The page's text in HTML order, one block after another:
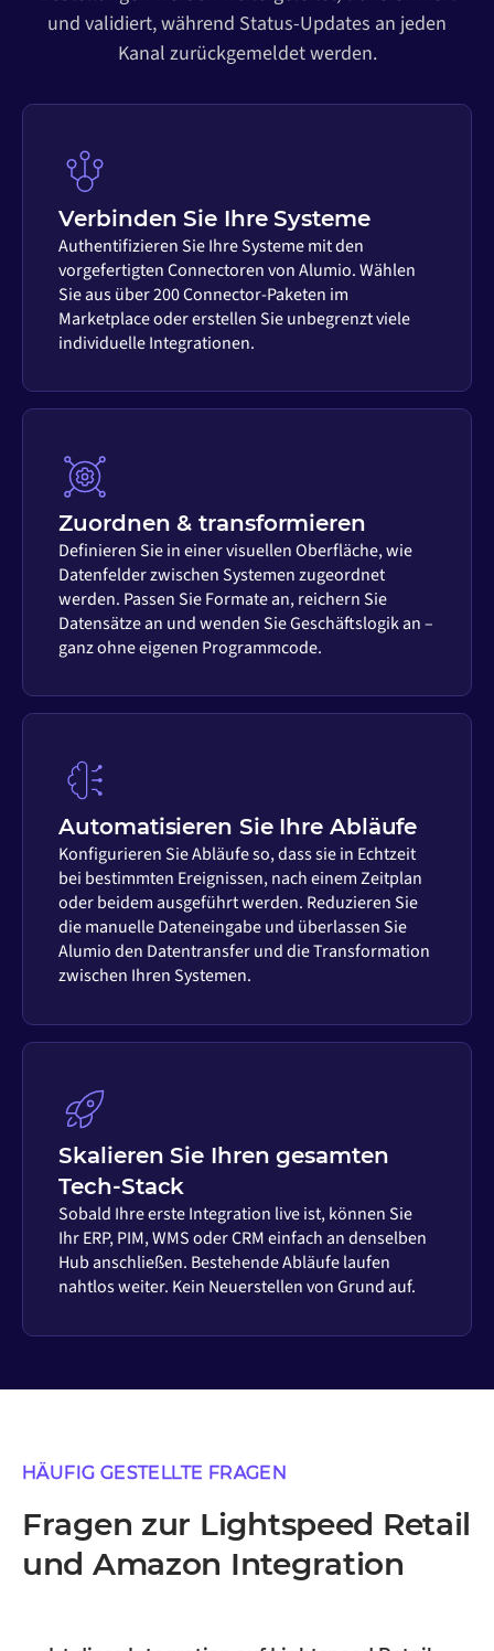
und validiert, während Status-Updates an jeden
Kanal zurückgemeldet werden.
Verbinden Sie Ihre Systeme
Authentifizieren Sie Ihre Systeme mit den
vorgefertigten Connectoren von Alumio. Wählen
Sie aus über 200 Connector-Paketen im
Marketplace oder erstellen Sie unbegrenzt viele
individuelle Integrationen.
Zuordnen & transformieren
Definieren Sie in einer visuellen Oberfläche, wie
Datenfelder zwischen Systemen zugeordnet
werden. Passen Sie Formate an, reichern Sie
Datensätze an und wenden Sie Geschäftslogik an –
ganz ohne eigenen Programmcode.
Automatisieren Sie Ihre Abläufe
Konfigurieren Sie Abläufe so, dass sie in Echtzeit
bei bestimmten Ereignissen, nach einem Zeitplan
oder beidem ausgeführt werden. Reduzieren Sie
die manuelle Dateneingabe und überlassen Sie
Alumio den Datentransfer und die Transformation
zwischen Ihren Systemen.
Skalieren Sie Ihren gesamten
Tech-Stack
Sobald Ihre erste Integration live ist, können Sie
Ihr ERP, PIM, WMS oder CRM einfach an denselben
Hub anschließen. Bestehende Abläufe laufen
nahtlos weiter. Kein Neuerstellen von Grund auf.
HÄUFIG GESTELLTE FRAGEN
Fragen zur Lightspeed Retail
und Amazon Integration